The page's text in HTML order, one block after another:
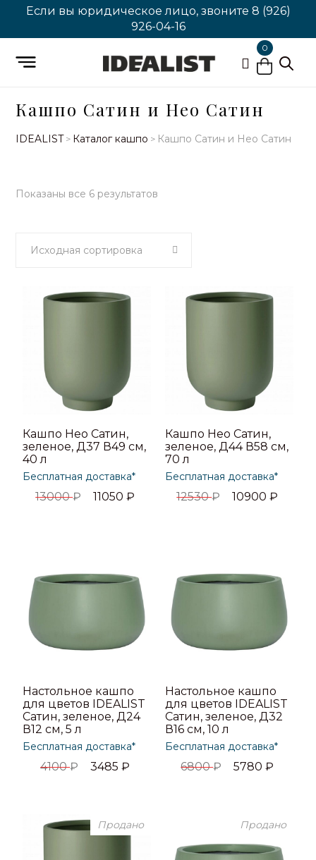
Если вы юридическое лицо, звоните 8 (926)
926-04-16
0
Кашпо Сатин и Нео Сатин
IDEALIST> Каталог кашпо > Кашпо Сатин и Нео Сатин
Показаны все 6 результатов
Исходная сортировка
Кашпо Нео Сатин,
зеленое, Д37 В49 см,
40 л
Бесплатная доставка*
13000₽ 11050₽
Кашпо Нео Сатин,
зеленое, Д44 В58 см,
70 л
Бесплатная доставка*
12530₽ 10900₽
Настольное кашпо
для цветов IDEALIST
Сатин, зеленое, Д24
В12 см, 5 л
Бесплатная доставка*
4100₽ 3485₽
Настольное кашпо
для цветов IDEALIST
Сатин, зеленое, Д32
В16 см, 10 л
Бесплатная доставка*
6800₽ 5780₽
Продано Продано